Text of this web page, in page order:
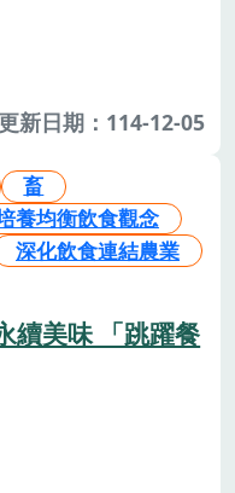
新日期：114-12-05
畜
養均衡飲食觀念
深化飲食連結農業
續美味 「跳躍餐